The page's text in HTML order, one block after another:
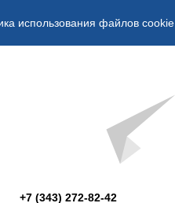
использования файлов cookie
+7 (343) 272-82-42